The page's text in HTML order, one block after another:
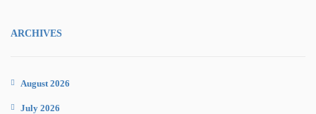
ARCHIVES
August 2026
July 2026